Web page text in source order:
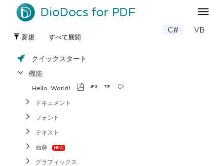
ナ
ゲ
DioDocs for PDF
C# VB
新規 すべて展開
クイックスタート
機能
Hello, World!
ドキュメント
フォント
テキスト
画像
グラフィックス